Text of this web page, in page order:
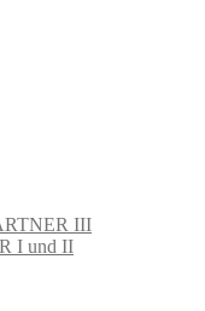
III
I und II